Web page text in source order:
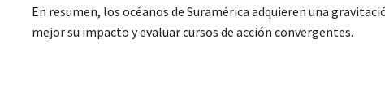
En resumen, los océanos de Suramérica adquieren una
mejor su impacto y evaluar cursos de acción convergentes.